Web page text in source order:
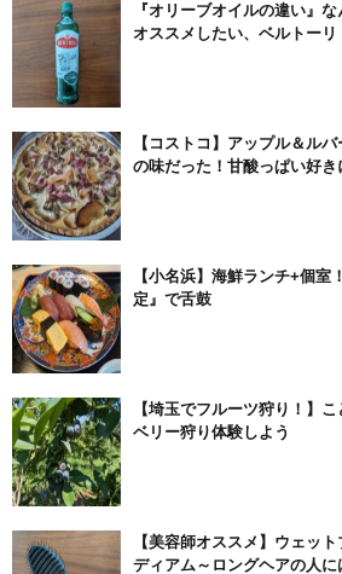
『オリーブオイルの違い』
オススメしたい、ベルトーリ
【コストコ】アップル＆ル
の味だった！甘酸っぱい好
【小名浜】海鮮ランチ+個
定』で舌鼓
【埼玉でフルーツ狩り！】
ベリー狩り体験しよう
【美容師オススメ】ウェッ
ディアム～ロングヘアの人に